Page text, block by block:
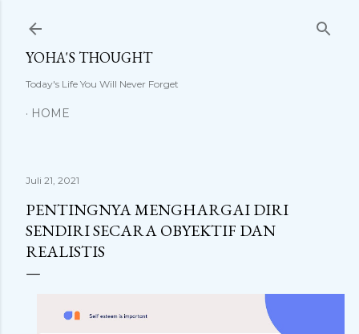
YOHA'S THOUGHT
Today's Life You Will Never Forget
HOME
Juli 21, 2021
PENTINGNYA MENGHARGAI DIRI
SENDIRI SECARA OBYEKTIF DAN
REALISTIS